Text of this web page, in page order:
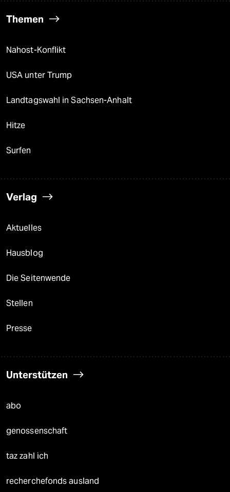
Themen
Nahost-Konflikt
USA unter Trump
Landtagswahl in Sachsen-Anhalt
Hitze
Surfen
Verlag
Aktuelles
Hausblog
Die Seitenwende
Stellen
Presse
Unterstützen
abo
genossenschaft
taz zahl ich
recherchefonds ausland